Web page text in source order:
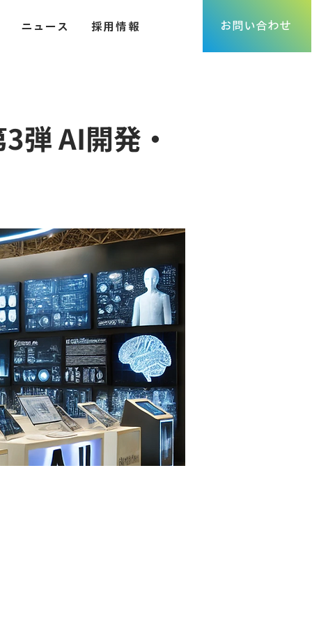
ニュース 採用情報 お問い合わせ
弾 AI開発・